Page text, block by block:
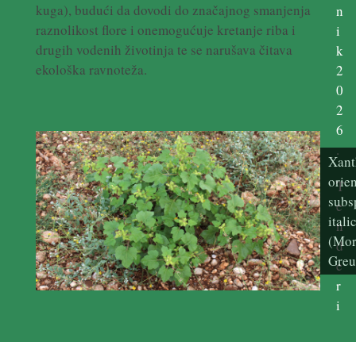
kuga), budući da dovodi do značajnog smanjenja
raznolikost flore i onemogućuje kretanje riba i
drugih vodenih životinja te se narušava čitava
ekološka ravnoteža.
n
i
k
2
0
2
6
.
T
e
n
d
e
r
i